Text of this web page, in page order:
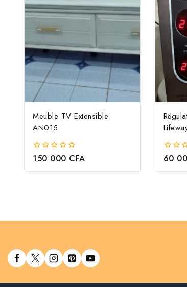
Meuble TV Extensible
AN015
0
of
150 000 CFA
0
of
60